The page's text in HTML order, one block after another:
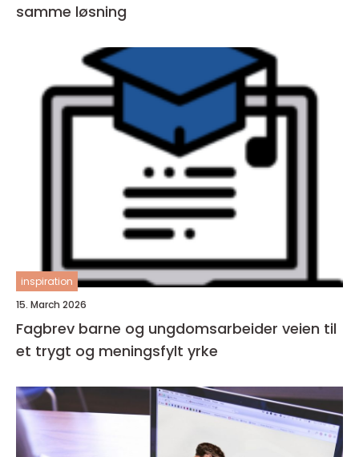
samme løsning
inspiration
15. March 2026
Fagbrev barne og ungdomsarbeider veien til
et trygt og meningsfylt yrke